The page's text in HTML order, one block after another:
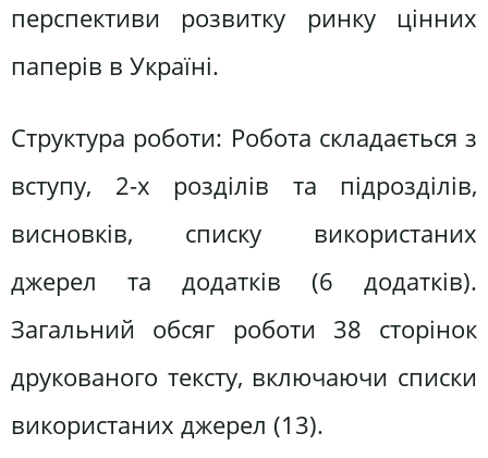
перспективи розвитку ринку цінних
паперів в Україні.
Структура роботи: Робота складається з
вступу, 2-х розділів та підрозділів,
висновків, списку використаних
джерел та додатків (6 додатків).
Загальний обсяг роботи 38 сторінок
друкованого тексту, включаючи списки
використаних джерел (13).